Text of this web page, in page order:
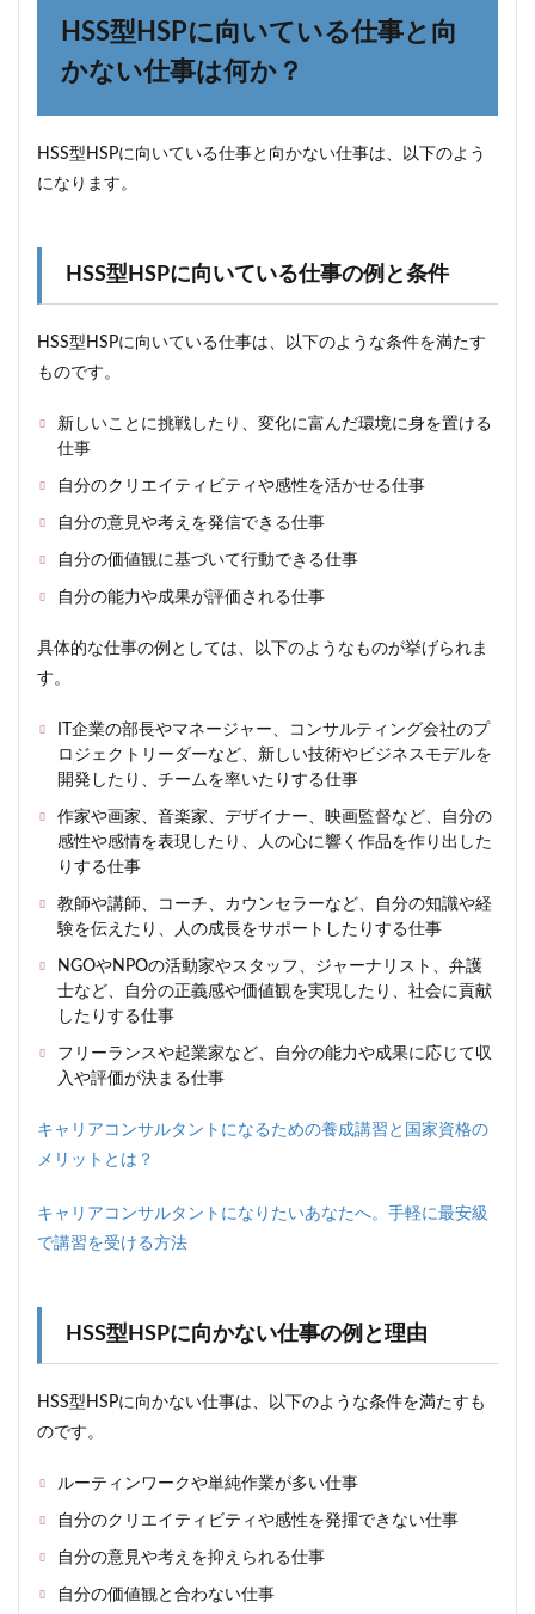
い方
ミュ
の方
法
HSP
のス
スの
原因
3.3
型
HSP
労の
ンと
法
型
HSP
とし
せに
なる
ため
のラ
イフ
スタ
と価
値観
は何
4.1
HSP
のラ
イル
のポ
ンス
4.2
HSS
HSP
値観
徴と
自分
らし
HSS型HSPに向いている仕事と向
かない仕事は何か？
HSS型HSPに向いている仕事と向かない仕事は、以下のよう
になります。
HSS型HSPに向いている仕事の例と条件
HSS型HSPに向いている仕事は、以下のような条件を満たす
ものです。
新しいことに挑戦したり、変化に富んだ環境に身を置ける
仕事
自分のクリエイティビティや感性を活かせる仕事
自分の意見や考えを発信できる仕事
自分の価値観に基づいて行動できる仕事
自分の能力や成果が評価される仕事
具体的な仕事の例としては、以下のようなものが挙げられま
す。
IT企業の部長やマネージャー、コンサルティング会社のプ
ロジェクトリーダーなど、新しい技術やビジネスモデルを
開発したり、チームを率いたりする仕事
作家や画家、音楽家、デザイナー、映画監督など、自分の
感性や感情を表現したり、人の心に響く作品を作り出した
りする仕事
教師や講師、コーチ、カウンセラーなど、自分の知識や経
験を伝えたり、人の成長をサポートしたりする仕事
NGOやNPOの活動家やスタッフ、ジャーナリスト、弁護
士など、自分の正義感や価値観を実現したり、社会に貢献
したりする仕事
フリーランスや起業家など、自分の能力や成果に応じて収
入や評価が決まる仕事
キャリアコンサルタントになるための養成講習と国家資格の
メリットとは？
キャリアコンサルタントになりたいあなたへ。手軽に最安級
で講習を受ける方法
HSS型HSPに向かない仕事の例と理由
HSS型HSPに向かない仕事は、以下のような条件を満たすも
のです。
ルーティンワークや単純作業が多い仕事
自分のクリエイティビティや感性を発揮できない仕事
自分の意見や考えを抑えられる仕事
自分の価値観と合わない仕事